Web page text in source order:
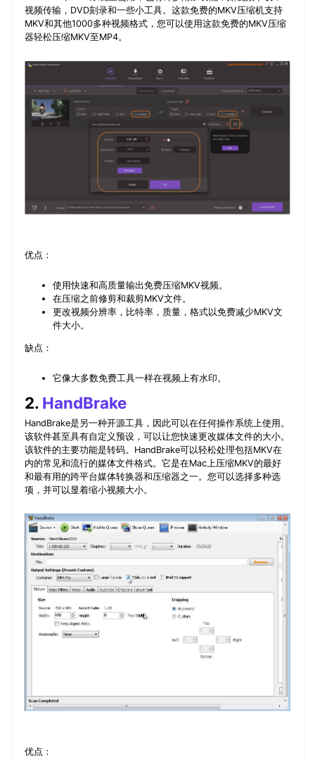
视频传输，DVD刻录和一些小工具。这款免费的MKV压缩机支持
MKV和其他1000多种视频格式，您可以使用这款免费的MKV压缩
器轻松压缩MKV至MP4。
优点：
使用快速和高质量输出免费压缩MKV视频。
在压缩之前修剪和裁剪MKV文件。
更改视频分辨率，比特率，质量，格式以免费减少MKV文
件大小。
缺点：
它像大多数免费工具一样在视频上有水印。
2. HandBrake
HandBrake是另一种开源工具，因此可以在任何操作系统上使用。
该软件甚至具有自定义预设，可以让您快速更改媒体文件的大小。
该软件的主要功能是转码。HandBrake可以轻松处理包括MKV在
内的常见和流行的媒体文件格式。它是在Mac上压缩MKV的最好
和最有用的跨平台媒体转换器和压缩器之一。您可以选择多种选
项，并可以显着缩小视频大小。
优点：